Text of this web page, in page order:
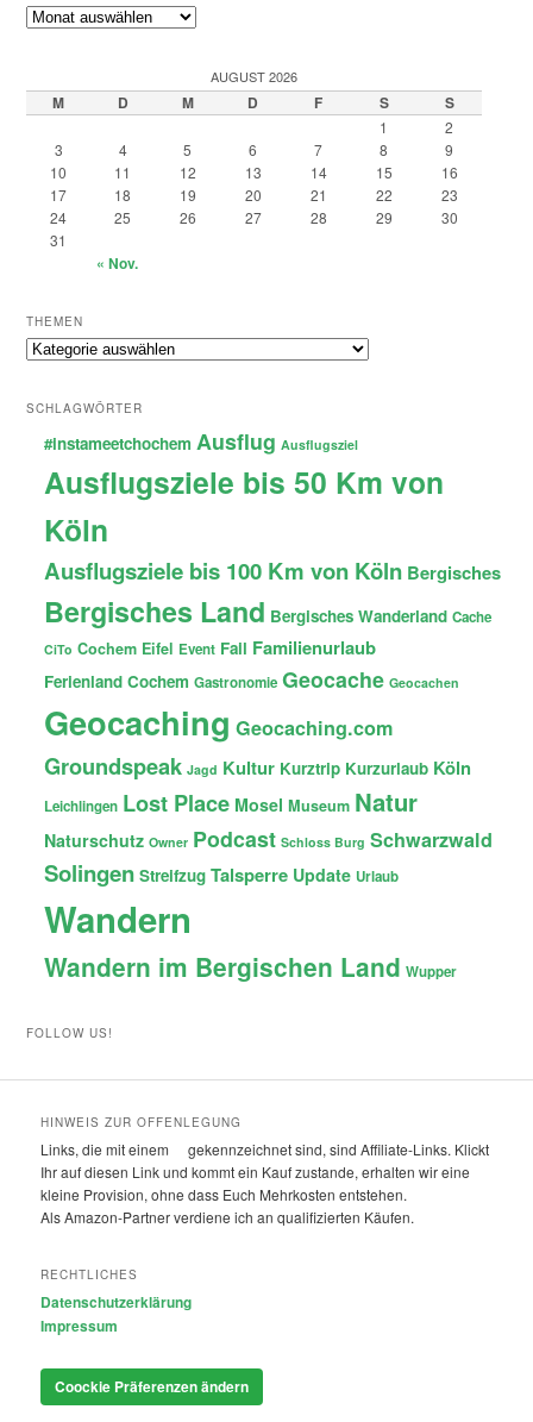
Archiv
AUGUST 2026
M D M D F S S
1
2
3
4 5 6 7 8
9
10
11 12 13 14 15
16
17
18 19 20 21 22
23
24
25 26 27 28 29
30
31
« Nov.
THEMEN
Themen
SCHLAGWÖRTER
#instameetchochem Ausflug Ausflugsziel
Ausflugsziele bis 50 Km von
Köln
Ausflugsziele bis 100 Km von Köln Bergisches
Bergisches Land Bergisches Wanderland Cache
CiTo Cochem Eifel Event Fail Familienurlaub
Ferienland Cochem Gastronomie Geocache Geocachen
Geocaching Geocaching.com
Groundspeak Jagd Kultur Kurztrip Kurzurlaub Köln
Leichlingen Lost Place Mosel Museum Natur
Naturschutz Owner Podcast Schloss Burg Schwarzwald
Solingen Streifzug Talsperre Update Urlaub
Wandern
Wandern im Bergischen Land Wupper
FOLLOW US!
HINWEIS ZUR OFFENLEGUNG
Links, die mit einem
gekennzeichnet sind, sind Affiliate-Links. Klickt
Ihr auf diesen Link und kommt ein Kauf zustande, erhalten wir eine
kleine Provision, ohne dass Euch Mehrkosten entstehen.
Als Amazon-Partner verdiene ich an qualifizierten Käufen.
RECHTLICHES
Datenschutzerklärung
Impressum
Coockie Präferenzen ändern